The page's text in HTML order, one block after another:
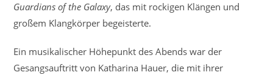
Guardians of the Galaxy, das mit rockigen Klängen und
großem Klangkörper begeisterte.
Ein musikalischer Höhepunkt des Abends war der
Gesangsauftritt von Katharina Hauer, die mit ihrer